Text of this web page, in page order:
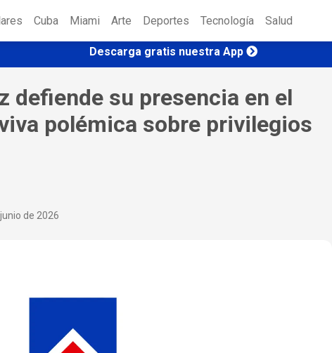
Cuba Miami Arte Deportes Tecnología Salud
Descarga gratis nuestra App
defiende su presencia en el
polémica sobre privilegios
de 2026